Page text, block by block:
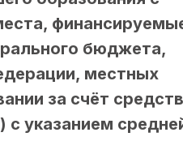
бюджета,
местных
за счёт средств
с указанием